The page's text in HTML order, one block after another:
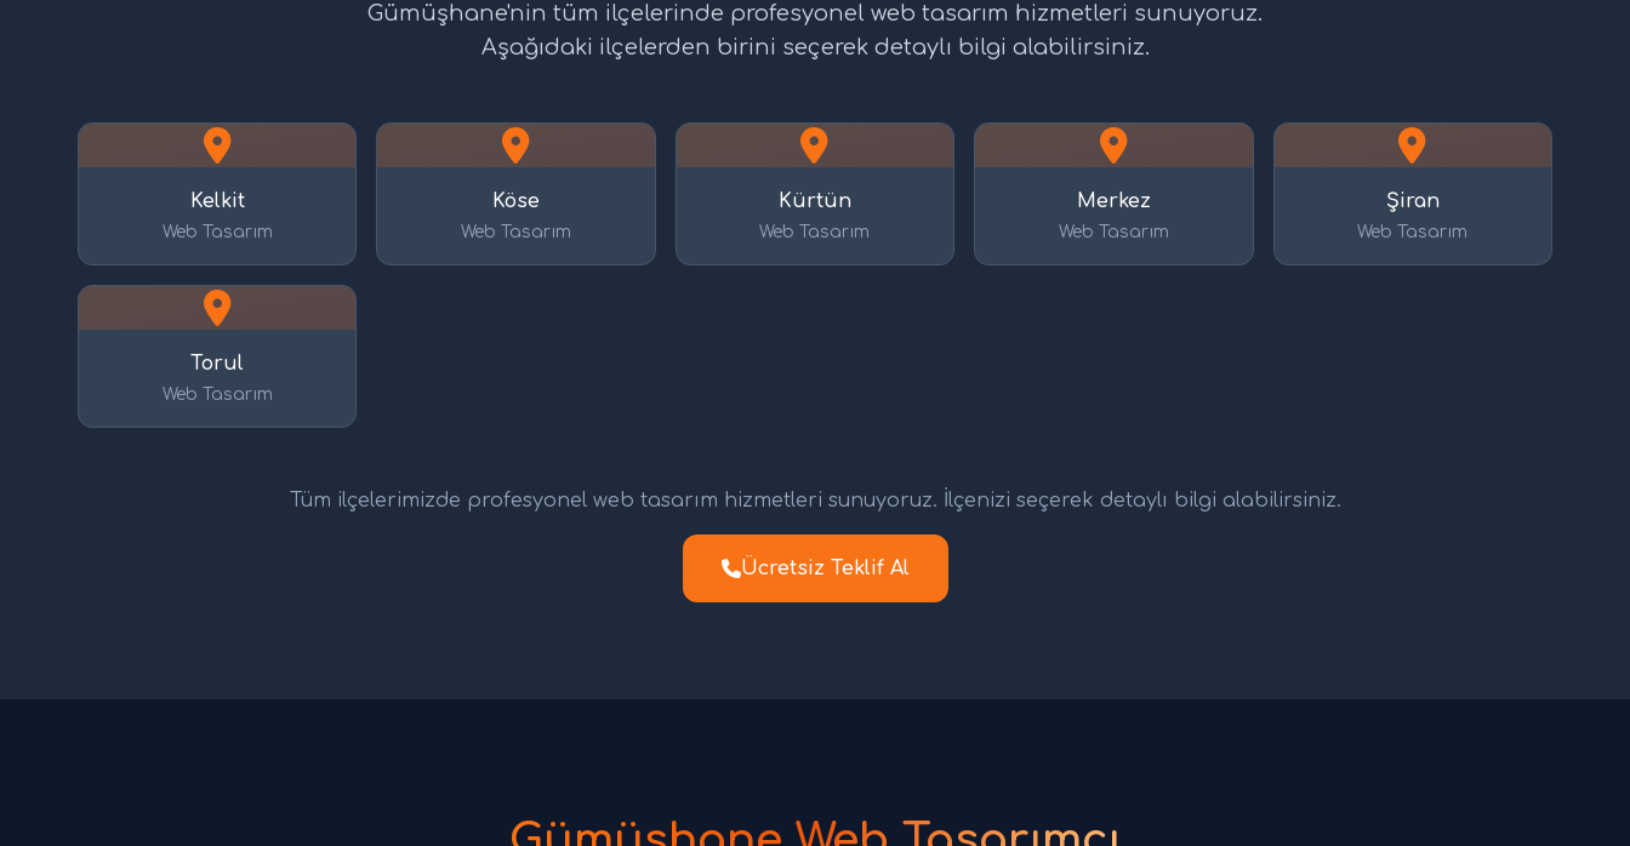
Gümüşhane'nin tüm ilçelerinde profesyonel web tasarım hizmetleri sunuyoruz.
Aşağıdaki ilçelerden birini seçerek detaylı bilgi alabilirsiniz.
Kelkit
Web Tasarım
Köse
Web Tasarım
Kürtün
Web Tasarım
Merkez
Web Tasarım
Şiran
Web Tasarım
Torul
Web Tasarım
Tüm ilçelerimizde profesyonel web tasarım hizmetleri sunuyoruz. İlçenizi seçerek detaylı bilgi alabilirsiniz.
Ücretsiz Teklif Al